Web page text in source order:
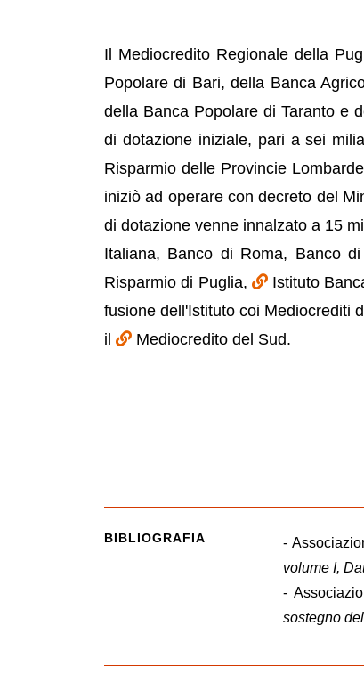
Il Mediocredito Regionale della
Popolare di Bari, della Banca
della Banca Popolare di Taranto e
di dotazione iniziale, pari a sei
Risparmio delle Provincie
iniziò ad operare con decreto del
di dotazione venne innalzato a 15
Italiana, Banco di Roma, Banco
Risparmio di Puglia,
Istituto
fusione dell'Istituto coi Mediocrediti
il
Mediocredito del Sud.
BIBLIOGRAFIA -
volume I,
-
sostegno